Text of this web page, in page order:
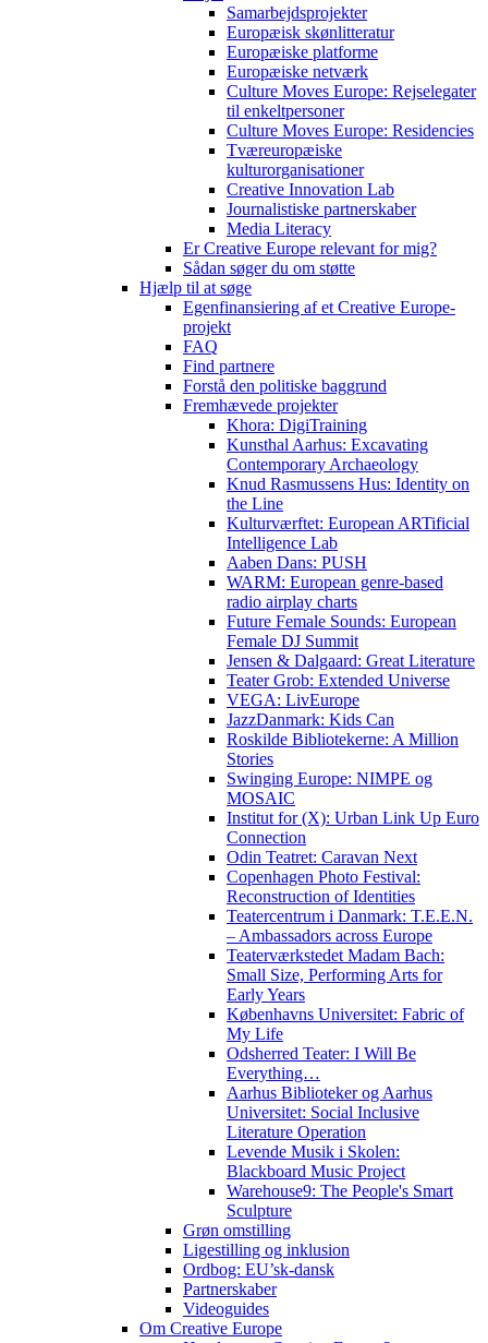
Samarbejdsprojekter
Europæisk skønlitteratur
Europæiske platforme
Europæiske netværk
Culture Moves Europe: Rejselegater
til enkeltpersoner
Culture Moves Europe: Residencies
Tværeuropæiske
kulturorganisationer
Creative Innovation Lab
Journalistiske partnerskaber
Media Literacy
Er Creative Europe relevant for mig?
Sådan søger du om støtte
Hjælp til at søge
Egenfinansiering af et Creative Europe-
projekt
FAQ
Find partnere
Forstå den politiske baggrund
Fremhævede projekter
Khora: DigiTraining
Kunsthal Aarhus: Excavating
Contemporary Archaeology
Knud Rasmussens Hus: Identity on
the Line
Kulturværftet: European ARTificial
Intelligence Lab
Aaben Dans: PUSH
WARM: European genre-based
radio airplay charts
Future Female Sounds: European
Female DJ Summit
Jensen & Dalgaard: Great Literature
Teater Grob: Extended Universe
VEGA: LivEurope
JazzDanmark: Kids Can
Roskilde Bibliotekerne: A Million
Stories
Swinging Europe: NIMPE og
MOSAIC
Institut for (X): Urban Link Up Euro
Connection
Odin Teatret: Caravan Next
Copenhagen Photo Festival:
Reconstruction of Identities
Teatercentrum i Danmark: T.E.E.N.
– Ambassadors across Europe
Teaterværkstedet Madam Bach:
Small Size, Performing Arts for
Early Years
Københavns Universitet: Fabric of
My Life
Odsherred Teater: I Will Be
Everything…
Aarhus Biblioteker og Aarhus
Universitet: Social Inclusive
Literature Operation
Levende Musik i Skolen:
Blackboard Music Project
Warehouse9: The People's Smart
Sculpture
Grøn omstilling
Ligestilling og inklusion
Ordbog: EU’sk-dansk
Partnerskaber
Videoguides
Om Creative Europe